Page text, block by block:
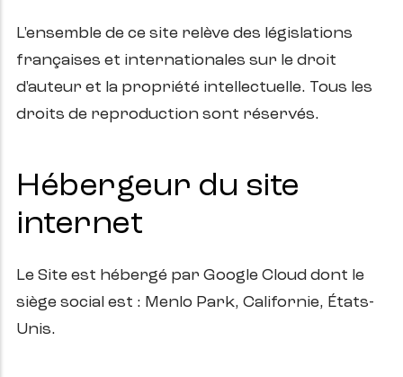
L'ensemble de ce site relève des législations
françaises et internationales sur le droit
d'auteur et la propriété intellectuelle. Tous les
droits de reproduction sont réservés.
Hébergeur du site
internet
Le Site est hébergé par Google Cloud dont le
siège social est : Menlo Park, Californie, États-
Unis.